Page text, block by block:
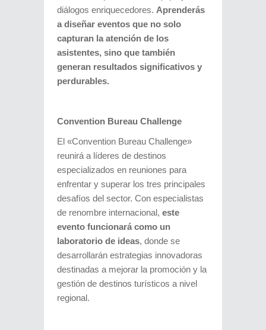
diálogos enriquecedores. Aprenderás
a diseñar eventos que no solo
capturan la atención de los
asistentes, sino que también
generan resultados significativos y
perdurables.
Convention Bureau Challenge
El «Convention Bureau Challenge»
reunirá a líderes de destinos
especializados en reuniones para
enfrentar y superar los tres principales
desafíos del sector. Con especialistas
de renombre internacional, este
evento funcionará como un
laboratorio de ideas, donde se
desarrollarán estrategias innovadoras
destinadas a mejorar la promoción y la
gestión de destinos turísticos a nivel
regional.